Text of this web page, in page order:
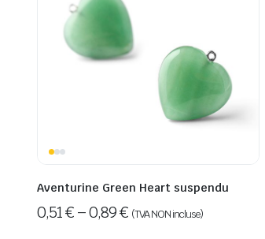
Aventurine Green Heart suspendu
0,51€ –0,89€ (TVA NON incluse)